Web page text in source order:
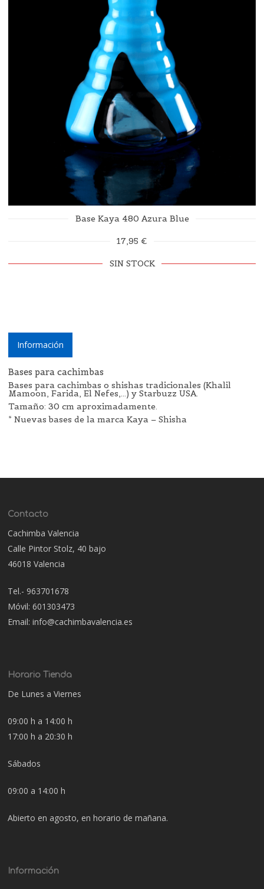
Base Kaya 480 Azura Blue
17,95 €
SIN STOCK
Información
Bases para cachimbas
Bases para cachimbas o shishas tradicionales (Khalil
Mamoon, Farida, El Nefes,…) y Starbuzz USA.
Tamaño: 30 cm aproximadamente.
* Nuevas bases de la marca Kaya – Shisha
Contacto
Cachimba Valencia
Calle Pintor Stolz, 40 bajo
46018 Valencia
Tel.- 963701678
Móvil: 601303473
Email: info@cachimbavalencia.es
Horario Tienda
De Lunes a Viernes
09:00 h a 14:00 h
17:00 h a 20:30 h
Sábados
09:00 a 14:00 h
Abierto en agosto, en horario de mañana.
Información